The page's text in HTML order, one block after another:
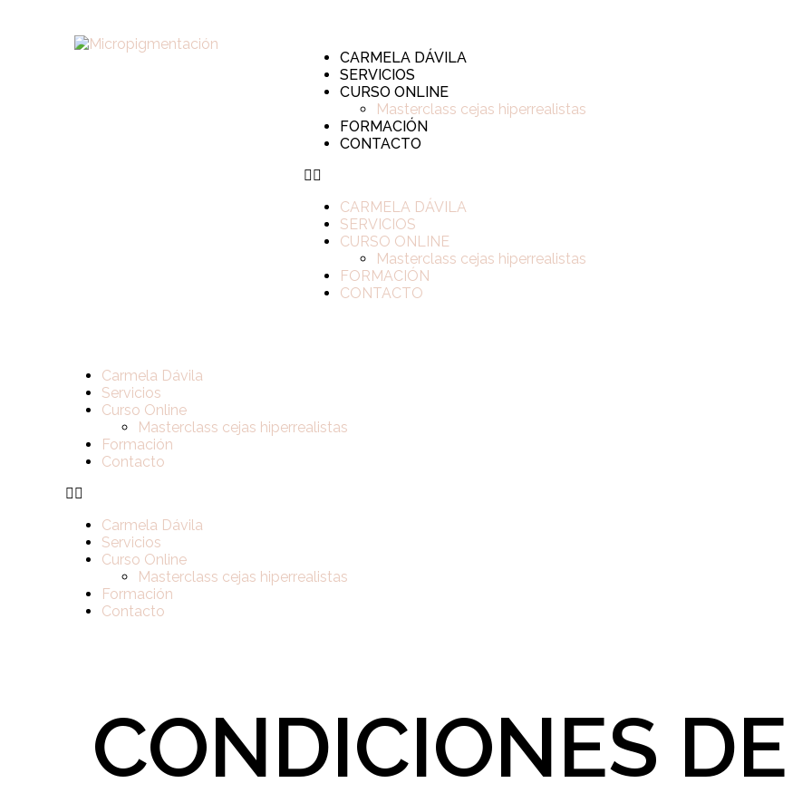
CARMELA DÁVILA
SERVICIOS
CURSO ONLINE
Masterclass cejas hiperrealistas
FORMACIÓN
CONTACTO
CARMELA DÁVILA
SERVICIOS
CURSO ONLINE
Masterclass cejas hiperrealistas
FORMACIÓN
CONTACTO
Carmela Dávila
Servicios
Curso Online
Masterclass cejas hiperrealistas
Formación
Contacto
Carmela Dávila
Servicios
Curso Online
Masterclass cejas hiperrealistas
Formación
Contacto
CONDICIONES DE